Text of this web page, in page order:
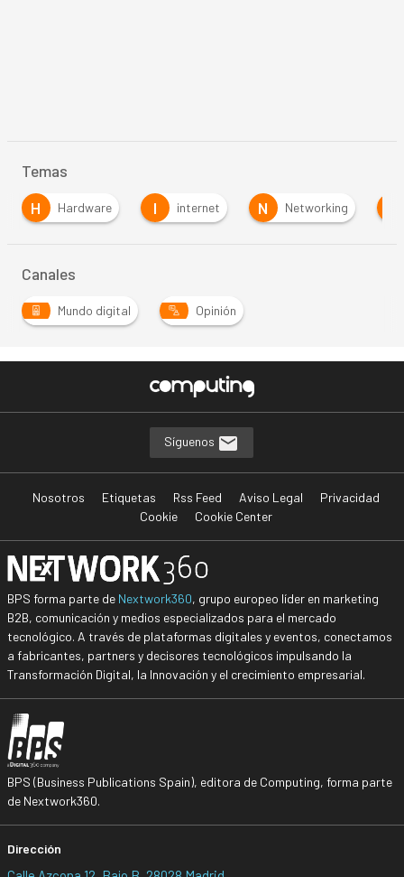
Temas
H
Hardware I internet N Networking
Canales
Mundo digital Opinión
Síguenos
Nosotros Etiquetas Rss Feed Aviso Legal
Privacidad
Cookie
Cookie Center
BPS forma parte de Nextwork360, grupo europeo líder en marketing
B2B, comunicación y medios especializados para el mercado
tecnológico. A través de plataformas digitales y eventos, conectamos
a fabricantes, partners y decisores tecnológicos impulsando la
Transformación Digital, la Innovación y el crecimiento empresarial.
BPS (Business Publications Spain), editora de Computing, forma parte
de Nextwork360.
Dirección